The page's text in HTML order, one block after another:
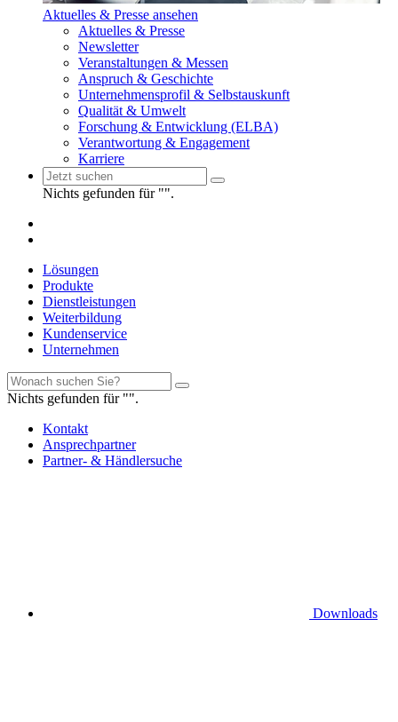
Aktuelles & Presse ansehen
Aktuelles & Presse
Newsletter
Veranstaltungen & Messen
Anspruch & Geschichte
Unternehmensprofil & Selbstauskunft
Qualität & Umwelt
Forschung & Entwicklung (ELBA)
Verantwortung & Engagement
Karriere
Nichts gefunden für "".
Lösungen
Produkte
Dienstleistungen
Weiterbildung
Kundenservice
Unternehmen
Nichts gefunden für "".
Kontakt
Ansprechpartner
Partner- & Händlersuche
Downloads